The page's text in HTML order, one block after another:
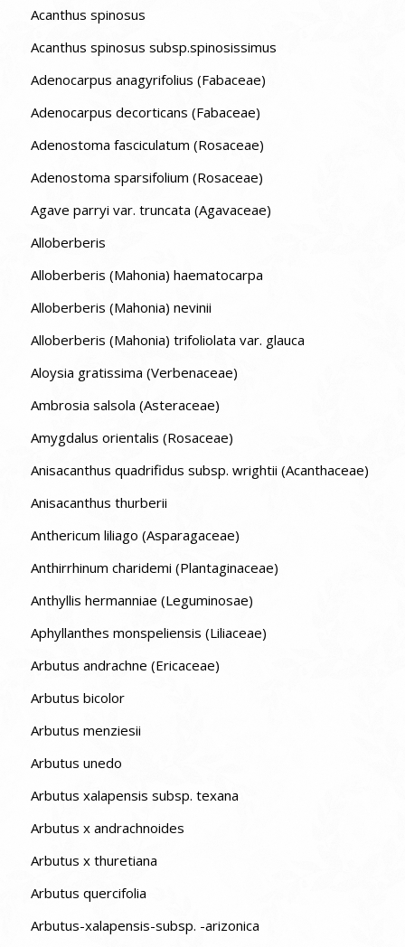
Acanthus spinosus
Acanthus spinosus subsp.spinosissimus
Adenocarpus anagyrifolius (Fabaceae)
Adenocarpus decorticans (Fabaceae)
Adenostoma fasciculatum (Rosaceae)
Adenostoma sparsifolium (Rosaceae)
Agave parryi var. truncata (Agavaceae)
Alloberberis
Alloberberis (Mahonia) haematocarpa
Alloberberis (Mahonia) nevinii
Alloberberis (Mahonia) trifoliolata var. glauca
Aloysia gratissima (Verbenaceae)
Ambrosia salsola (Asteraceae)
Amygdalus orientalis (Rosaceae)
Anisacanthus quadrifidus subsp. wrightii (Acanthaceae)
Anisacanthus thurberii
Anthericum liliago (Asparagaceae)
Anthirrhinum charidemi (Plantaginaceae)
Anthyllis hermanniae (Leguminosae)
Aphyllanthes monspeliensis (Liliaceae)
Arbutus andrachne (Ericaceae)
Arbutus bicolor
Arbutus menziesii
Arbutus unedo
Arbutus xalapensis subsp. texana
Arbutus x andrachnoides
Arbutus x thuretiana
Arbutus quercifolia
Arbutus-xalapensis-subsp. -arizonica